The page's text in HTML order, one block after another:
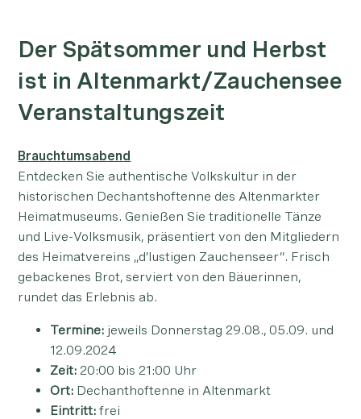
Der Spätsommer und Herbst
ist in Altenmarkt/Zauchensee
Veranstaltungszeit
Brauchtumsabend
Entdecken Sie authentische Volkskultur in der
historischen Dechantshoftenne des Altenmarkter
Heimatmuseums. Genießen Sie traditionelle Tänze
und Live-Volksmusik, präsentiert von den Mitgliedern
des Heimatvereins „d’lustigen Zauchenseer“. Frisch
gebackenes Brot, serviert von den Bäuerinnen,
rundet das Erlebnis ab.
Termine: jeweils Donnerstag 29.08., 05.09. und
12.09.2024
Zeit: 20:00 bis 21:00 Uhr
Ort: Dechanthoftenne in Altenmarkt
Eintritt: frei